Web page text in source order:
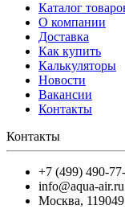
Каталог
О компании
Доставка
Как купить
Калькуляторы
Новости
Вакансии
Контакты
Контакты
+7 (499) 490-
info@aqua-air.ru
Москва, 119049